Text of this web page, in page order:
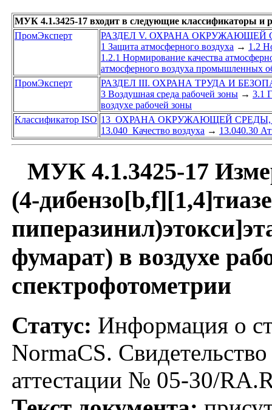
МУК 4.1.3425-17 входит в следующие классификаторы и
ПромЭксперт
РАЗДЕЛ V. ОХРАНА ОКРУЖАЮЩЕЙ
1 Защита атмосферного воздуха → 1.2
1.2.1 Нормирование качества
атмосферного воздуха промышленных
ПромЭксперт
РАЗДЕЛ III. ОХРАНА ТРУДА И
3 Воздушная среда рабочей зоны → 3.1
воздухе рабочей зоны
Классификатор ISO 13 ОХРАНА ОКРУЖАЮЩЕЙ
13.040 Качество воздуха → 13.040.30
МУК 4.1.3425-17
(4-
фумарат) в воздухе
спектрофотометрии
Статус: Информация о
NormaCS.
аттестации № 05-30/